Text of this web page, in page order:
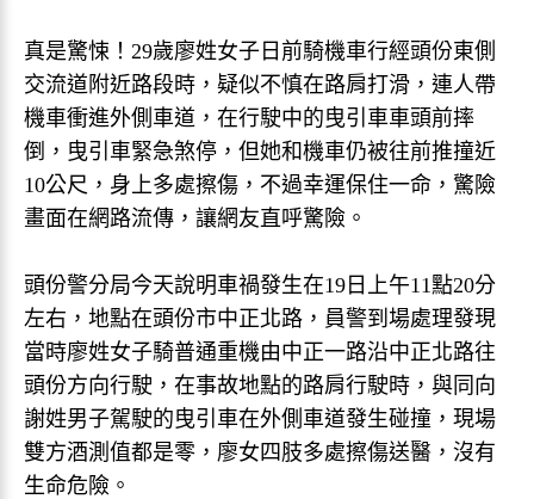
真是驚悚！29歲廖姓女子日前騎機車行經頭份東側
交流道附近路段時，疑似不慎在路肩打滑，連人帶
機車衝進外側車道，在行駛中的曳引車車頭前摔
倒，曳引車緊急煞停，但她和機車仍被往前推撞近
10公尺，身上多處擦傷，不過幸運保住一命，驚險
畫面在網路流傳，讓網友直呼驚險。
頭份警分局今天說明車禍發生在19日上午11點20分
左右，地點在頭份市中正北路，員警到場處理發現
當時廖姓女子騎普通重機由中正一路沿中正北路往
頭份方向行駛，在事故地點的路肩行駛時，與同向
謝姓男子駕駛的曳引車在外側車道發生碰撞，現場
雙方酒測值都是零，廖女四肢多處擦傷送醫，沒有
生命危險。